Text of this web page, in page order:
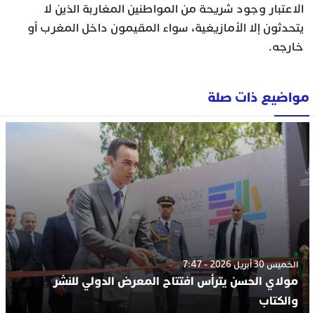
الاعتبار وجود شريحة من المواطنين المغاربة الذين لا
يتحدثون إلا الأمازيغية، سواء المقيمون داخل المغرب أو
خارجه.
مواضيع ذات صلة
الخميس 30 أبريل 2026 - 7:47
مولاي الحسن يترأس افتتاح المعرض الدولي للنشر
والكتاب